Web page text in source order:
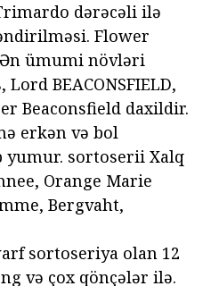
dərəcəli ilə
Flower
ümumi növləri
BEACONSFIELD,
Beaconsfield daxildir.
erkən və bol
yumur. sortoserii Xalq
Orange Marie
Bergvaht,
sortoseriya olan 12
və çox qönçələr ilə.